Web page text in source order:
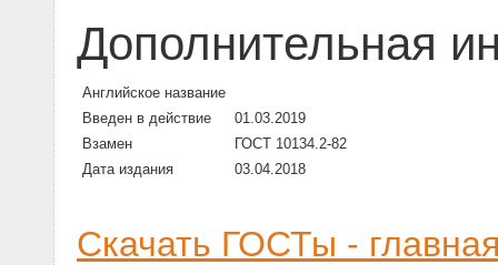
Дополнительная
Английское название
Введен в действие
01.03.2019
Взамен
ГОСТ 10134.2-82
Дата издания
03.04.2018
Скачать ГОСТы -